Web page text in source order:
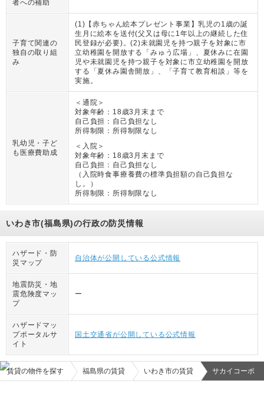
者への補助
子育て関連の
独自の取り組
み
(1)【赤ちゃん絵本プレゼント事業】乳児の1歳の誕
生月に絵本を送付(父又は母に1年以上の継続した住
民登録が必要)。(2)未就園児を持つ親子を対象に市
立幼稚園を開放する「みゅう広場」、夏休みに在園
児や未就園児を持つ親子を対象に市立幼稚園を開放
する「夏休み園舎開放」、「子育て教育相談」等を
実施。
乳幼児・子ど
も医療費助成
＜通院＞
対象年齢： 18歳3月末まで
自己負担： 自己負担なし
所得制限： 所得制限なし
＜入院＞
対象年齢： 18歳3月末まで
自己負担： 自己負担なし
（ 入院時食事療養費の標準負担額の自己負担な
し。
）
所得制限： 所得制限なし
いわき市(福島県)の行政の防災情報
ハザード・防
災マップ
自治体が公開している公式情報
地震防災・地
震危険度マッ
プ
ー
ハザードマッ
プポータルサ
イト
国土交通省が公開している公式情報
賃貸の物件を探す 福島県の賃貸 いわき市の賃貸 サカイコーポ